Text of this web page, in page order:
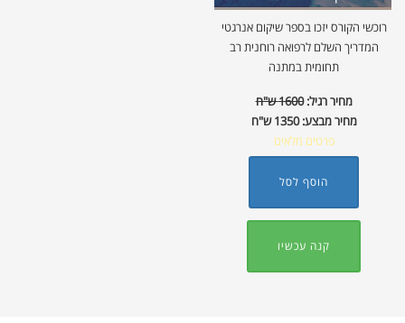
רוכשי הקורס יזכו בספר שיקום אנרגטי
המדריך השלם לרפואה רוחנית רב
תחומית במתנה
מחיר רגיל:1600 ש"ח
מחיר מבצע:1350 ש"ח
פרטים מלאים
הוסף לסל
קנה עכשיו